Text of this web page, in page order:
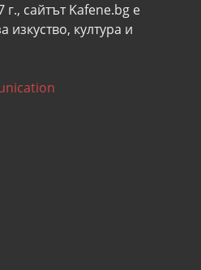
сайтът Kafene.bg e
изкуство, култура и